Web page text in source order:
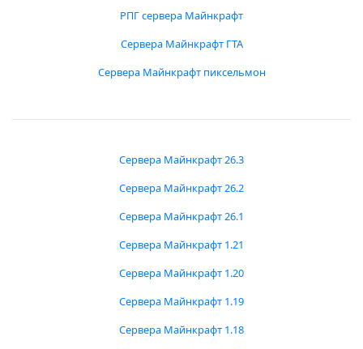
РПГ сервера Майнкрафт
Сервера Майнкрафт ГТА
Сервера Майнкрафт пиксельмон
Сервера Майнкрафт 26.3
Сервера Майнкрафт 26.2
Сервера Майнкрафт 26.1
Сервера Майнкрафт 1.21
Сервера Майнкрафт 1.20
Сервера Майнкрафт 1.19
Сервера Майнкрафт 1.18